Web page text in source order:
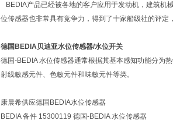
BEDIA产品已经被各地的客户应用于发动机，建筑机
位传感器也非常具有竞争力，得到了十家船级社的评定
德国BEDIA贝迪亚水位传感器/水位开关
德国-BEDIA 水位传感器通常根据其基本感知功能分为
射线敏感元件、色敏元件和味敏元件等类。
康晨希供应德国BEDIA水位传感器
BEDIA 备件 15300119 德国-BEDIA 水位传感器